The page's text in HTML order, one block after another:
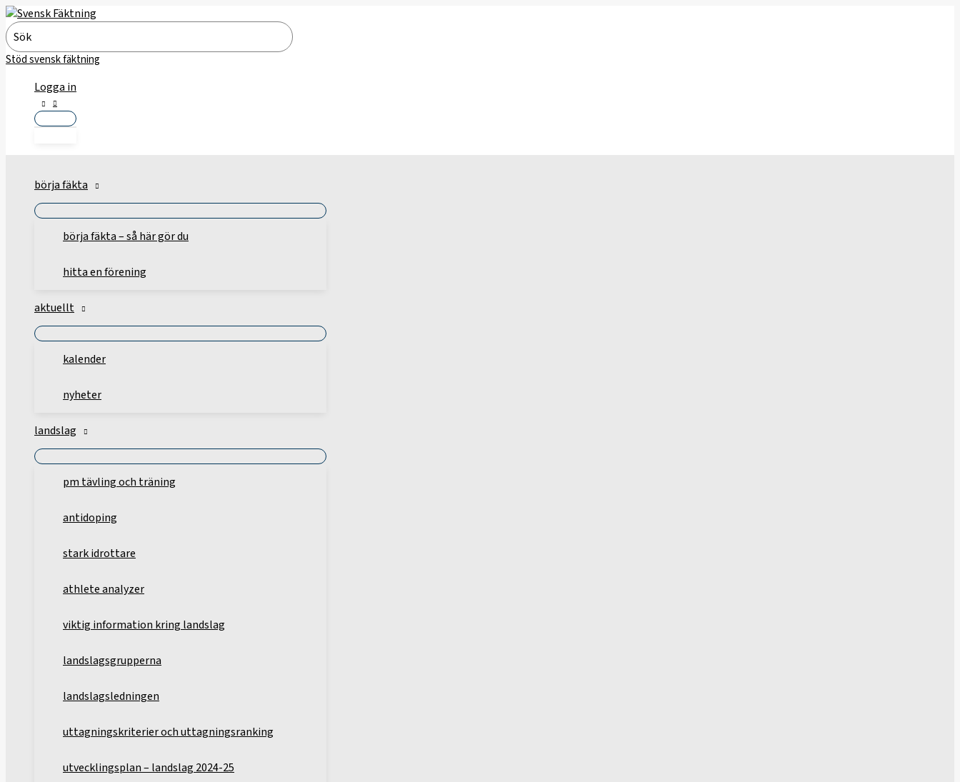
Hoppa
till
innehåll
Search
for:
Stöd svensk fäktning
Logga in
börja fäkta
börja fäkta – så här gör du
hitta en förening
aktuellt
kalender
nyheter
landslag
pm tävling och träning
antidoping
stark idrottare
athlete analyzer
viktig information kring landslag
landslagsgrupperna
landslagsledningen
uttagningskriterier och uttagningsranking
utvecklingsplan – landslag 2024-25